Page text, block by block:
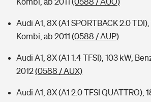
Audi A1, 8X (A1 SPORTBACK 2.0
Kombi, ab 2011 (0588 / AUP)
Audi A1, 8X (A1 1.4 TFSI), 103 kW,
2012(0588 / AUX)
Audi A1, 8X (A1 2.0 TFSI QUATTRO),